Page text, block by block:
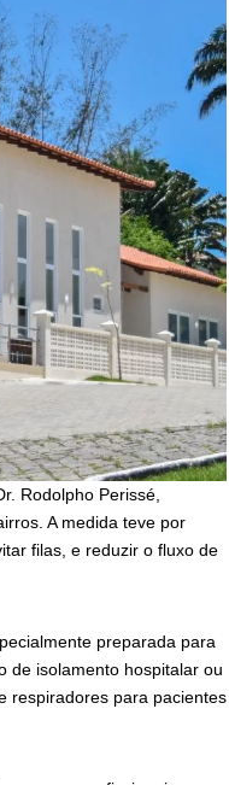
Rodolpho Perissé,
A medida teve por
filas, e reduzir o fluxo de
preparada para
de isolamento hospitalar ou
respiradores para pacientes